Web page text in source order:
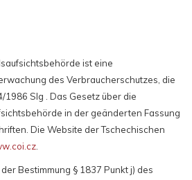
ist eine
des Verbraucherschutzes, die
1986 Slg . Das Gesetz über die
in der geänderten Fassung
Die Website der Tschechischen
Bestimmung § 1837 Punkt j) des